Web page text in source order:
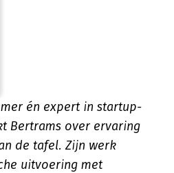
én expert in startup-
Bertrams over ervaring
de tafel. Zijn werk
uitvoering met